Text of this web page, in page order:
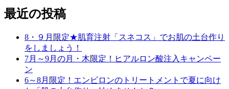
最近の投稿
8・９月限定★肌育注射「スネコス」でお肌の土台作り
をしましょう！
7月～9月の月・木限定！ヒアルロン酸注入キャンペー
ン
6～8月限定！エンビロンのトリートメントで夏に向け